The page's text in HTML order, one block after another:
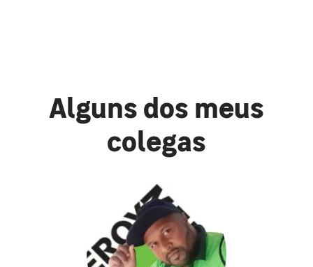
Alguns dos meus
colegas